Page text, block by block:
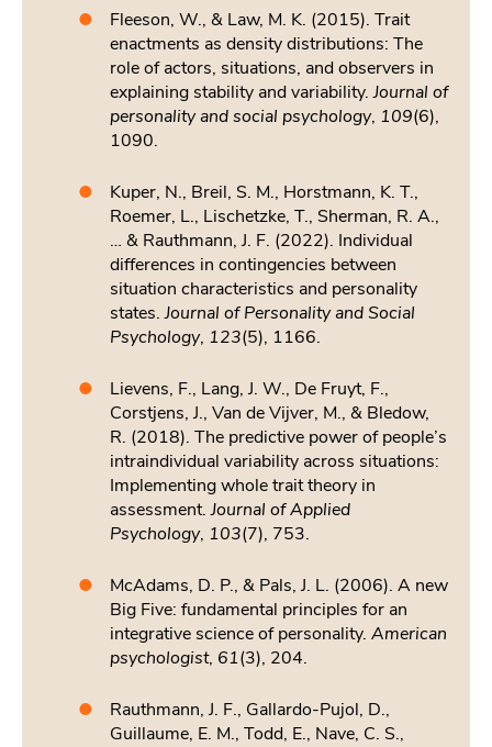
Fleeson, W., & Law, M. K. (2015). Trait
enactments as density distributions: The
role of actors, situations, and observers in
explaining stability and variability.Journal of
personality and social psychology, 109(6),
1090.
Kuper, N., Breil, S. M., Horstmann, K. T.,
Roemer, L., Lischetzke, T., Sherman, R. A.,
… & Rauthmann, J. F. (2022). Individual
differences in contingencies between
situation characteristics and personality
states.Journal of Personality and Social
Psychology, 123(5), 1166.
Lievens, F., Lang, J. W., De Fruyt, F.,
Corstjens, J., Van de Vijver, M., & Bledow,
R. (2018). The predictive power of people’s
intraindividual variability across situations:
Implementing whole trait theory in
assessment.Journal of Applied
Psychology, 103(7), 753.
McAdams, D. P., & Pals, J. L. (2006). A new
Big Five: fundamental principles for an
integrative science of personality. American
psychologist, 61(3), 204.
Rauthmann, J. F., Gallardo-Pujol, D.,
Guillaume, E. M., Todd, E., Nave, C. S.,